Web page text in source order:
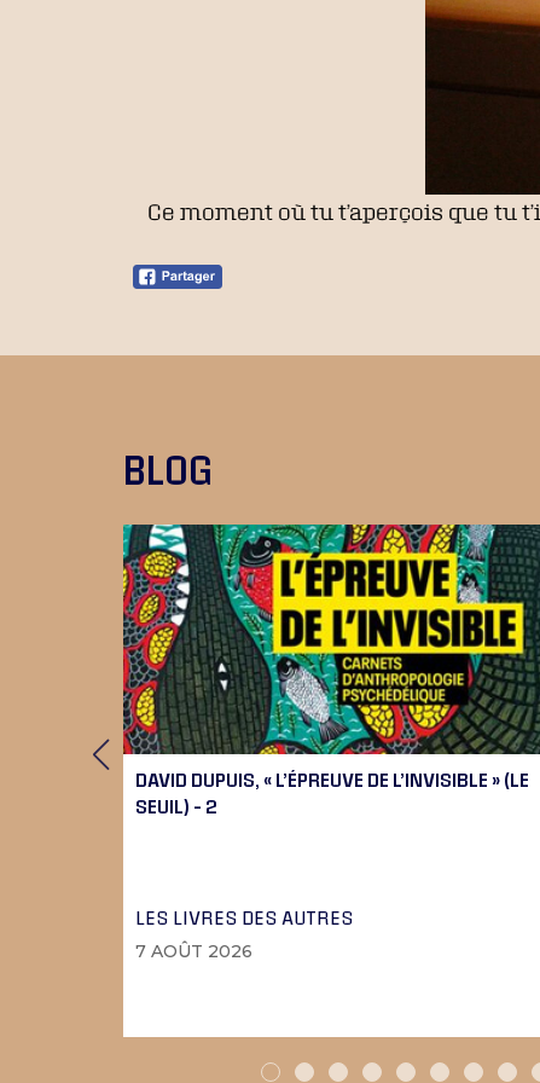
Ce moment où tu t’aperçois que tu
BLOG
DAVID DUPUIS, « L’ÉPREUVE DE L’INVISIBLE » (LE
SEUIL) – 2
LES LIVRES DES AUTRES
7 AOÛT 2026